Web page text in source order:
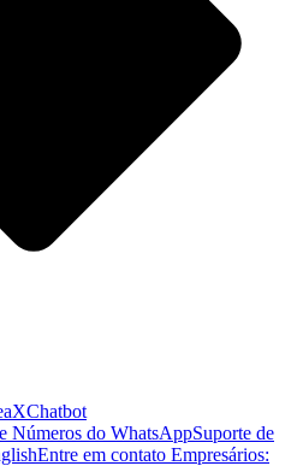
Chatbot
Números do WhatsAppSuporte de
Entre em contato Empresários: